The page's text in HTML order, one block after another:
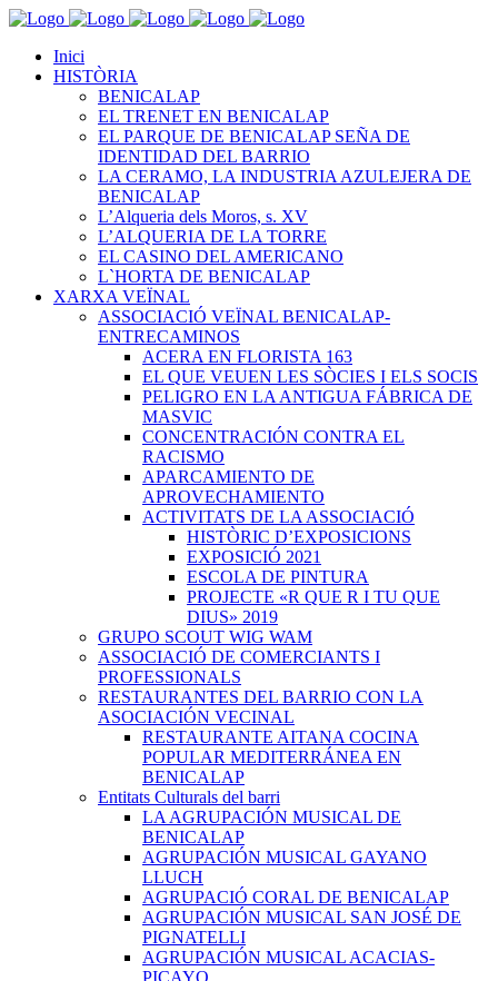
Inici
HISTÒRIA
BENICALAP
EL TRENET EN BENICALAP
EL PARQUE DE BENICALAP SEÑA DE
IDENTIDAD DEL BARRIO
LA CERAMO, LA INDUSTRIA AZULEJERA DE
BENICALAP
L’Alqueria dels Moros, s. XV
L’ALQUERIA DE LA TORRE
EL CASINO DEL AMERICANO
L`HORTA DE BENICALAP
XARXA VEÏNAL
ASSOCIACIÓ VEÏNAL BENICALAP-
ENTRECAMINOS
ACERA EN FLORISTA 163
EL QUE VEUEN LES SÒCIES I ELS SOCIS
PELIGRO EN LA ANTIGUA FÁBRICA DE
MASVIC
CONCENTRACIÓN CONTRA EL
RACISMO
APARCAMIENTO DE
APROVECHAMIENTO
ACTIVITATS DE LA ASSOCIACIÓ
HISTÒRIC D’EXPOSICIONS
EXPOSICIÓ 2021
ESCOLA DE PINTURA
PROJECTE «R QUE R I TU QUE
DIUS» 2019
GRUPO SCOUT WIG WAM
ASSOCIACIÓ DE COMERCIANTS I
PROFESSIONALS
RESTAURANTES DEL BARRIO CON LA
ASOCIACIÓN VECINAL
RESTAURANTE AITANA COCINA
POPULAR MEDITERRÁNEA EN
BENICALAP
Entitats Culturals del barri
LA AGRUPACIÓN MUSICAL DE
BENICALAP
AGRUPACIÓN MUSICAL GAYANO
LLUCH
AGRUPACIÓ CORAL DE BENICALAP
AGRUPACIÓN MUSICAL SAN JOSÉ DE
PIGNATELLI
AGRUPACIÓN MUSICAL ACACIAS-
PICAYO